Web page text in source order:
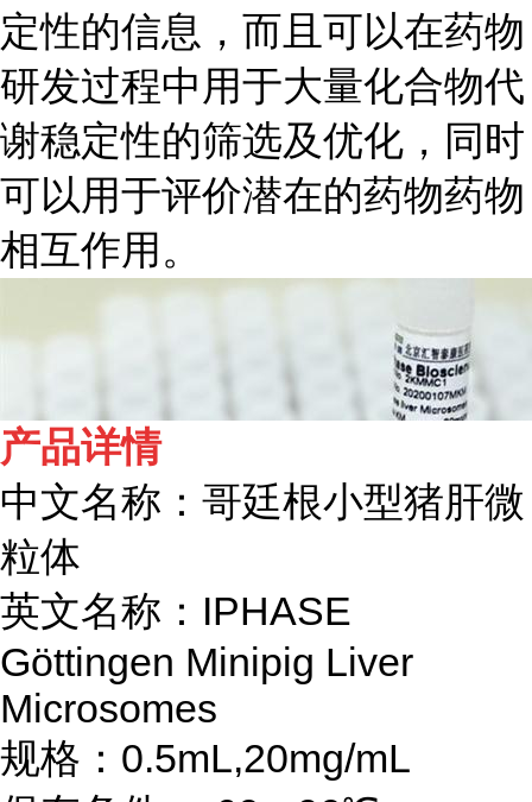
定性的信息，而且可以在药物
研发过程中用于大量化合物代
谢稳定性的筛选及优化，同时
可以用于评价潜在的药物药物
相互作用。
产品详情
中文名称：哥廷根小型猪肝微
粒体
英文名称：IPHASE
Göttingen Minipig Liver
Microsomes
规格：0.5mL,20mg/mL